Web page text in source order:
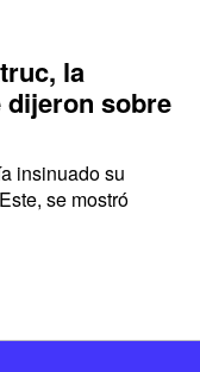
la
sobre
insinuado su
se mostró